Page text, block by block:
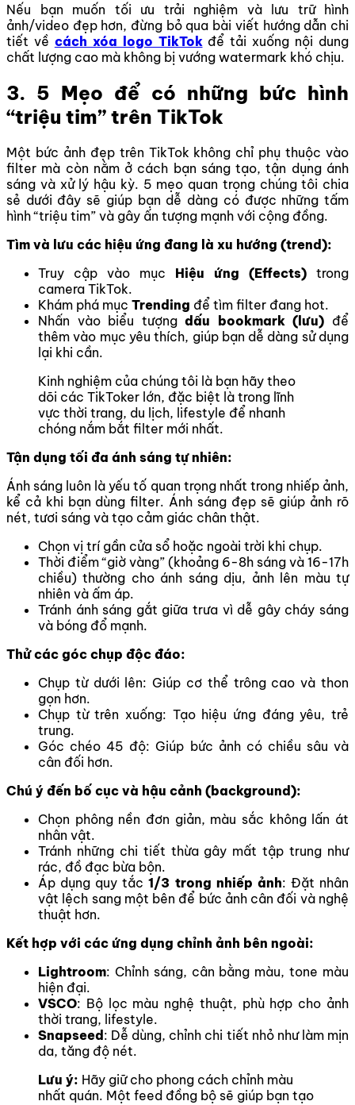
Nếu bạn muốn tối ưu trải nghiệm và lưu trữ hình
ảnh/video đẹp hơn, đừng bỏ qua bài viết hướng dẫn chi
tiết về cách xóa logo TikTokđể tải xuống nội dung
chất lượng cao mà không bị vướng watermark khó chịu.
3. 5 Mẹo để có những bức hình
“triệu tim” trên TikTok
Một bức ảnh đẹp trên TikTok không chỉ phụ thuộc vào
filter mà còn nằm ở cách bạn sáng tạo, tận dụng ánh
sáng và xử lý hậu kỳ. 5 mẹo quan trọng chúng tôi chia
sẻ dưới đây sẽ giúp bạn dễ dàng có được những tấm
hình “triệu tim” và gây ấn tượng mạnh với cộng đồng.
Tìm và lưu các hiệu ứng đang là xu hướng (trend):
Truy cập vào mục Hiệu ứng (Effects) trong
camera TikTok.
Khám phá mục Trending để tìm filter đang hot.
Nhấn vào biểu tượngdấu bookmark (lưu) để
thêm vào mục yêu thích, giúp bạn dễ dàng sử dụng
lại khi cần.
Kinh nghiệm của chúng tôi là bạn hãy theo
dõi các TikToker lớn, đặc biệt là trong lĩnh
vực thời trang, du lịch, lifestyle để nhanh
chóng nắm bắt filter mới nhất.
Tận dụng tối đa ánh sáng tự nhiên:
Ánh sáng luôn là yếu tố quan trọng nhất trong nhiếp ảnh,
kể cả khi bạn dùng filter. Ánh sáng đẹp sẽ giúp ảnh rõ
nét, tươi sáng và tạo cảm giác chân thật.
Chọn vị trí gần cửa sổ hoặc ngoài trời khi chụp.
Thời điểm “giờ vàng” (khoảng 6-8h sáng và 16-17h
chiều) thường cho ánh sáng dịu, ảnh lên màu tự
nhiên và ấm áp.
Tránh ánh sáng gắt giữa trưa vì dễ gây cháy sáng
và bóng đổ mạnh.
Thử các góc chụp độc đáo:
Chụp từ dưới lên: Giúp cơ thể trông cao và thon
gọn hơn.
Chụp từ trên xuống: Tạo hiệu ứng đáng yêu, trẻ
trung.
Góc chéo 45 độ: Giúp bức ảnh có chiều sâu và
cân đối hơn.
Chú ý đến bố cục và hậu cảnh (background):
Chọn phông nền đơn giản, màu sắc không lấn át
nhân vật.
Tránh những chi tiết thừa gây mất tập trung như
rác, đồ đạc bừa bộn.
Áp dụng quy tắc1/3 trong nhiếp ảnh: Đặt nhân
vật lệch sang một bên để bức ảnh cân đối và nghệ
thuật hơn.
Kết hợp với các ứng dụng chỉnh ảnh bên ngoài:
Lightroom: Chỉnh sáng, cân bằng màu, tone màu
hiện đại.
VSCO: Bộ lọc màu nghệ thuật, phù hợp cho ảnh
thời trang, lifestyle.
Snapseed: Dễ dùng, chỉnh chi tiết nhỏ như làm mịn
da, tăng độ nét.
Lưu ý: Hãy giữ cho phong cách chỉnh màu
nhất quán. Một feed đồng bộ sẽ giúp bạn tạo